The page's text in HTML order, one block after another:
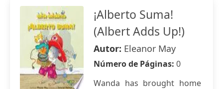
¡Alberto Suma!
(Albert Adds Up!)
Autor: Eleanor May
Número de Páginas: 0
Wanda has brought home